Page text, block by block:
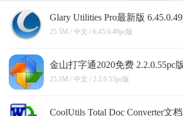
Glary Utilities Pro最新版
版
25.5M / 中文 / 6.45.0.49pc版
金山打字通2020免费 2.2.0.55pc版
25.1M / 中文 / 2.2.0.55pc版
CoolUtils Total Doc Converter文